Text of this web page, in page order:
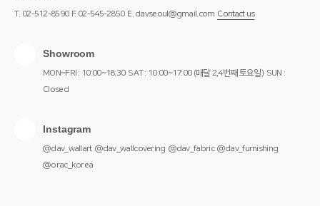
T. 02-512-8590 F. 02-545-2850 E. davseoul@gmail.com Contact us
Showroom
MON~FRI : 10:00~18:30 SAT : 10:00~17:00 (매달 2,4번째 토요일) SUN :
Closed
Instagram
@dav_wallart @dav_wallcovering @dav_fabric @dav_furnishing
@orac_korea